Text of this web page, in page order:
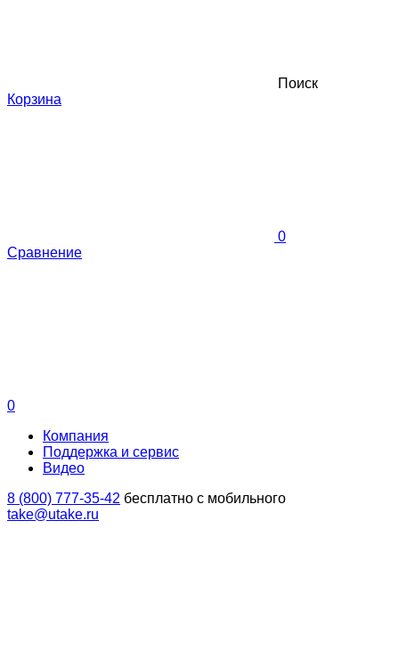
Поиск
Корзина
0
Сравнение
0
Компания
Поддержка и сервис
Видео
8 (800) 777-35-42 бесплатно с мобильного
take@utake.ru